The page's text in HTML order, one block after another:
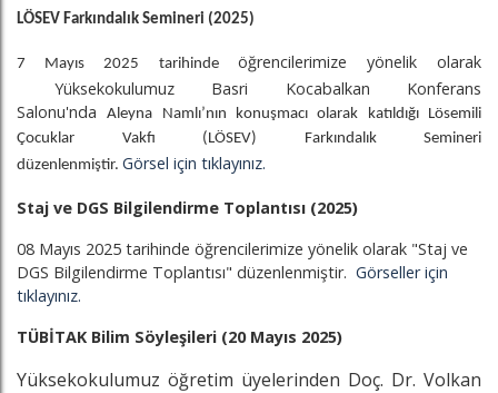
LÖSEV Farkındalık Semineri (2025)
7 Mayıs 2025 tarihinde öğrencilerimize yönelik olarak
Yüksekokulumuz Basri Kocabalkan Konferans
Salonu'ndaAleyna Namlı’nın konuşmacı olarak katıldığı Lösemili
Çocuklar Vakfı (LÖSEV) Farkındalık Semineri
düzenlenmiştir. Görsel için tıklayınız.
Staj ve DGS Bilgilendirme Toplantısı (2025)
08 Mayıs 2025 tarihinde öğrencilerimize yönelik olarak "Staj ve
DGS Bilgilendirme Toplantısı" düzenlenmiştir. Görseller için
tıklayınız.
TÜBİTAK Bilim Söyleşileri (20 Mayıs 2025)
Yüksekokulumuz öğretim üyelerinden Doç. Dr. Volkan